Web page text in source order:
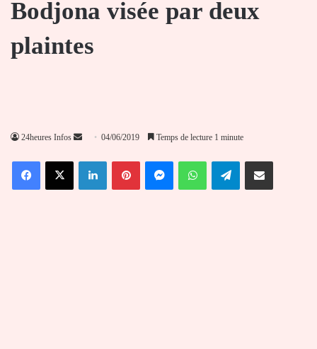
Bodjona visée par deux
plaintes
24heures Infos
Envoyer
courriel
04/06/2019 Temps de lecture 1 minute
FacebookX LinkedinPinterestMessengerWhatsAppTelegramPartager par email